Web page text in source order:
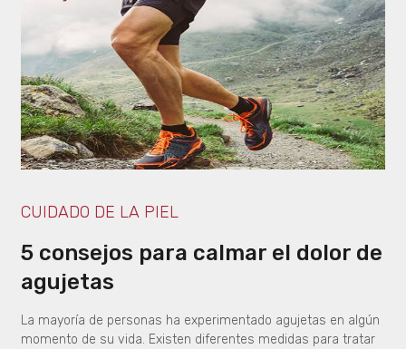
CUIDADO DE LA PIEL
5 consejos para calmar el dolor de
agujetas
La mayoría de personas ha experimentado agujetas en algún
momento de su vida. Existen diferentes medidas para tratar